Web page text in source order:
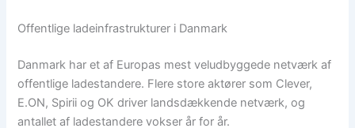
Offentlige ladeinfrastrukturer i Danmark
Danmark har et af Europas mest veludbyggede netværk af
offentlige ladestandere. Flere store aktører som Clever,
E.ON, Spirii og OK driver landsdækkende netværk, og
antallet af ladestandere vokser år for år.